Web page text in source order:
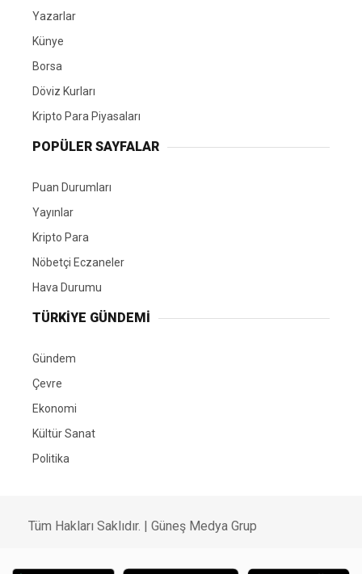
Yazarlar
Künye
Borsa
Döviz Kurları
Kripto Para Piyasaları
POPÜLER SAYFALAR
Puan Durumları
Yayınlar
Kripto Para
Nöbetçi Eczaneler
Hava Durumu
TÜRKIYE GÜNDEMI
Gündem
Çevre
Ekonomi
Kültür Sanat
Politika
Tüm Hakları Saklıdır. | Güneş Medya Grup